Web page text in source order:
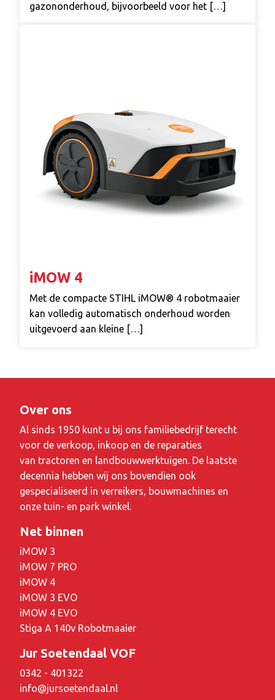
gazononderhoud, bijvoorbeeld voor het […]
iMOW 4
Met de compacte STIHL iMOW® 4 robotmaaier
kan volledig automatisch onderhoud worden
uitgevoerd aan kleine […]
Over ons
Al sinds 1950 kunt u bij ons familiebedrijf terecht
voor de verkoop, inkoop en de reparaties
van tractoren en landbouwwerktuigen. De laatste
decennia hebben wij ons bovendien ook
gespecialiseerd in verreikers, bouwmachines en
onze tuin- en park winkel.
Net binnen
iMOW 3
iMOW 7 PRO
iMOW 4
iMOW 3 EVO
iMOW 4 EVO
Stiga A 140v Robotmaaier
Jur Soetendaal VOF
0342 - 401322
info@jursoetendaal.nl